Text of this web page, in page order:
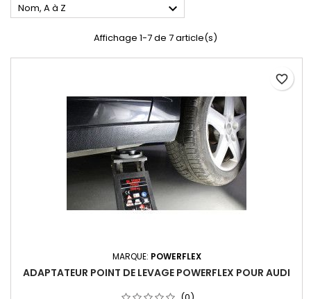
Nom, A à Z 
Affichage 1-7 de 7 article(s)
MARQUE: POWERFLEX
ADAPTATEUR POINT DE LEVAGE POWERFLEX POUR AUDI
favorite_border